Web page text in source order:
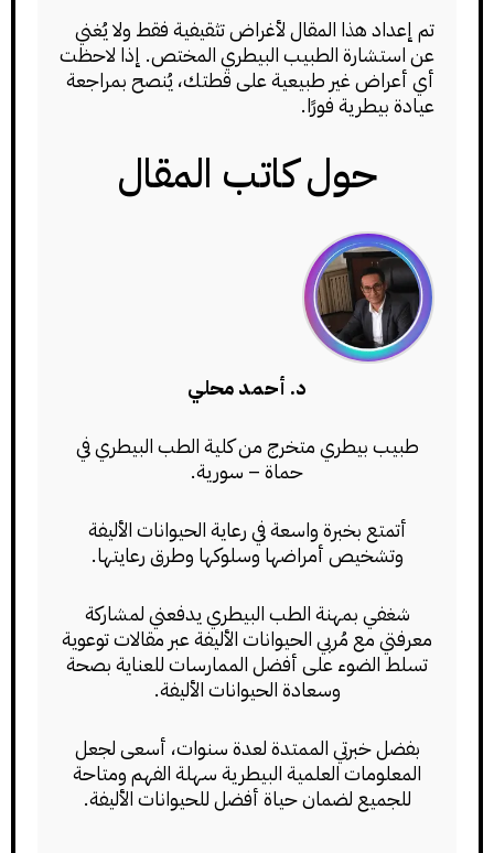
تم إعداد هذا المقال لأغراض تثقيفية فقط ولا يُغني
عن استشارة الطبيب البيطري المختص. إذا لاحظت
أي أعراض غير طبيعية على قطتك، يُنصح بمراجعة
عيادة بيطرية فورًا.
حول كاتب المقال
د. أحمد محلي
طبيب بيطري متخرج من كلية الطب البيطري في
حماة – سورية.
أتمتع بخبرة واسعة في رعاية الحيوانات الأليفة
وتشخيص أمراضها وسلوكها وطرق رعايتها.
شغفي بمهنة الطب البيطري يدفعني لمشاركة
معرفتي مع مُربي الحيوانات الأليفة عبر مقالات توعوية
تسلط الضوء على أفضل الممارسات للعناية بصحة
وسعادة الحيوانات الأليفة.
بفضل خبرتي الممتدة لعدة سنوات، أسعى لجعل
المعلومات العلمية البيطرية سهلة الفهم ومتاحة
للجميع لضمان حياة أفضل للحيوانات الأليفة.